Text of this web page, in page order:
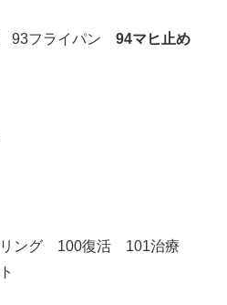
93フライパン 94マヒ止め
ング 100復活 101治療